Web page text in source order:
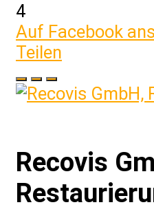
4
Auf Facebook
Teilen
Recovis